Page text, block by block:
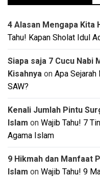
4 Alasan Mengapa Kita
Tahu! Kapan Sholat Idul
Siapa saja 7 Cucu Nabi
Kisahnya on Apa Sejarah
SAW?
Kenali Jumlah Pintu
Islam on Wajib Tahu! 7
Agama Islam
9 Hikmah dan Manfaat
Islam on Wajib Tahu! 9